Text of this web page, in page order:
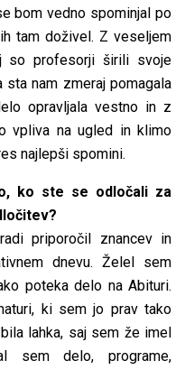
bom vedno spominjal po
tam doživel. Z veseljem
so profesorji širili svoje
sta nam zmeraj pomagala
opravljala vestno in z
vpliva na ugled in klimo
najlepši spomini.
ko ste se odločali za
priporočil znancev in
dnevu. Želel sem
poteka delo na Abituri.
ki sem jo prav tako
lahka, saj sem že imel
sem delo, programe,